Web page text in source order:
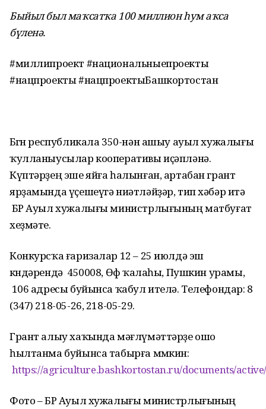
Быйыл был маҡсатҡа 100 миллион һум аҡса
бүленә.
#миллипроект #национальныепроекты
#нацпроекты #нацпроектыБашкортостан
Бөгөн республикала 350-нән ашыу ауыл хужалығы
ҡулланыусылар кооперативы иҫәпләнә.
Күптәрҙең эше яйға һалынған, артабан грант
ярҙамында үҫешеүгә ниәтләйҙәр, тип хәбәр итә
БР Ауыл хужалығы министрлығының матбуғат
хеҙмәте.
Конкурсҡа ғаризалар 12 – 25 июлдә эш
көндәрендә 450008, Өфө ҡалаһы, Пушкин урамы,
106 адресы буйынса ҡабул ителә. Телефондар: 8
(347) 218-05-26, 218-05-29.
Грант алыу хаҡында мәғлүмәттәрҙе ошо
һылтанма буйынса табырға мөмкин:
https://agriculture.bashkortostan.ru/documents/
Фото – БР Ауыл хужалығы министрлығының